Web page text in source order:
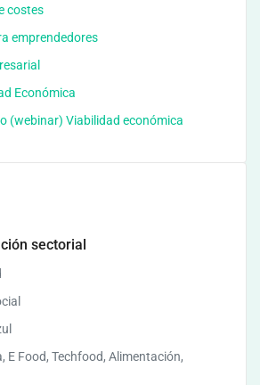
costes
emprendedores
Económica
(webinar) Viabilidad económica
sectorial
E Food, Techfood, Alimentación,